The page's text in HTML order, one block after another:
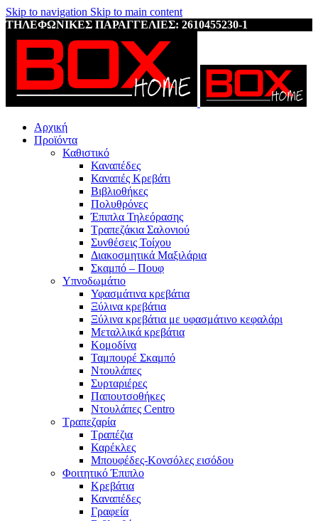
Skip to navigation Skip to main content
ΤΗΛΕΦΩΝΙΚΕΣ ΠΑΡΑΓΓΕΛΙΕΣ: 2610455230-1
Αρχική
Προϊόντα
Καθιστικό
Καναπέδες
Καναπές Κρεβάτι
Βιβλιοθήκες
Πολυθρόνες
Έπιπλα Τηλεόρασης
Τραπεζάκια Σαλονιού
Συνθέσεις Τοίχου
Διακοσμητικά Μαξιλάρια
Σκαμπό – Πουφ
Υπνοδωμάτιο
Υφασμάτινα κρεβάτια
Ξύλινα κρεβάτια
Ξύλινα κρεβάτια με υφασμάτινο κεφαλάρι
Mεταλλικά κρεβάτια
Κομοδίνα
Ταμπουρέ Σκαμπό
Ντουλάπες
Συρταριέρες
Παπουτσοθήκες
Ντουλάπες Centro
Τραπεζαρία
Τραπέζια
Καρέκλες
Μπουφέδες-Κονσόλες εισόδου
Φοιτητικό Έπιπλο
Κρεβάτια
Καναπέδες
Γραφεία